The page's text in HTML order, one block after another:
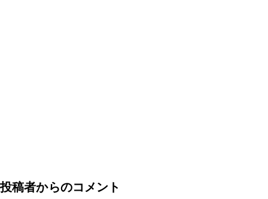
投稿者からのコメント